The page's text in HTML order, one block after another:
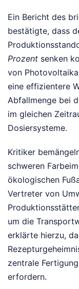
Ein Bericht des
bestätigte, dass
Prozent senken
von
eine effizientere
Abfallmenge bei
im gleichen
Dosiersysteme.
Kritiker
schweren
ökologischen
Vertreter von
um die
erklärte hierzu,
zentrale
erfordern.